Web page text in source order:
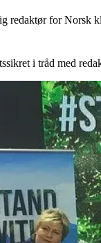
redaktør for Norsk
i tråd med